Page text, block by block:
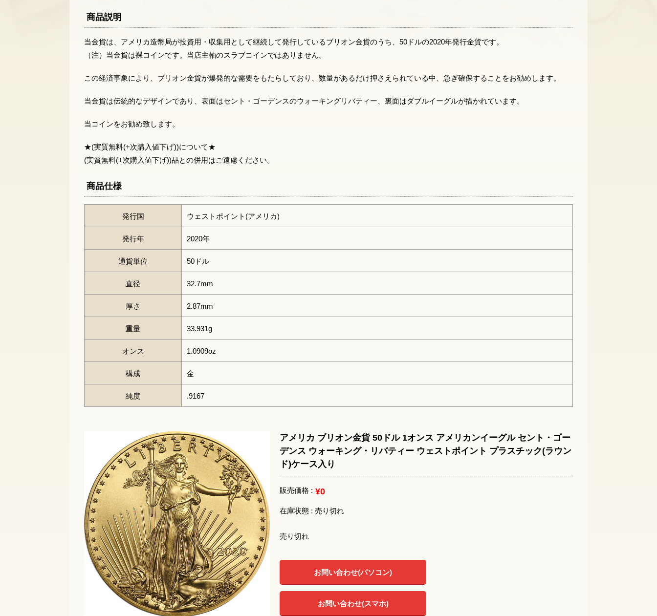
商品説明
当金貨は、アメリカ造幣局が投資用・収集用として継続して発行しているブリオン金貨のうち、50ドルの2020年発行金貨です。
（注）当金貨は裸コインです。当店主軸のスラブコインではありません。
この経済事象により、ブリオン金貨が爆発的な需要をもたらしており、数量があるだけ押さえられている中、急ぎ確保することをお勧めします。
当金貨は伝統的なデザインであり、表面はセント・ゴーデンスのウォーキングリバティー、裏面はダブルイーグルが描かれています。
当コインをお勧め致します。
★(実質無料(+次購入値下げ))について★
(実質無料(+次購入値下げ))品との併用はご遠慮ください。
商品仕様
発行国 ウェストポイント(アメリカ)
発行年 2020年
通貨単位 50ドル
直径 32.7mm
厚さ 2.87mm
重量 33.931g
オンス 1.0909oz
構成 金
純度 .9167
アメリカ ブリオン金貨 50ドル 1オンス アメリカンイーグル セント・ゴー
デンス ウォーキング・リバティー ウェストポイント プラスチック(ラウン
ド)ケース入り
販売価格 : ¥0
在庫状態 : 売り切れ
売り切れ
お問い合わせ(パソコン)
お問い合わせ(スマホ)